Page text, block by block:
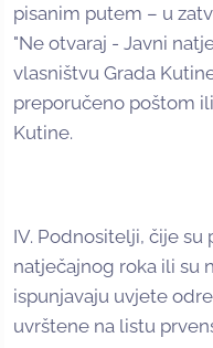
pisanim putem – u
"Ne otvaraj - Javni
vlasništvu Grada
preporučeno poštom
Kutine.
IV. Podnositelji, čije su
natječajnog roka ili su
ispunjavaju uvjete
uvrštene na listu